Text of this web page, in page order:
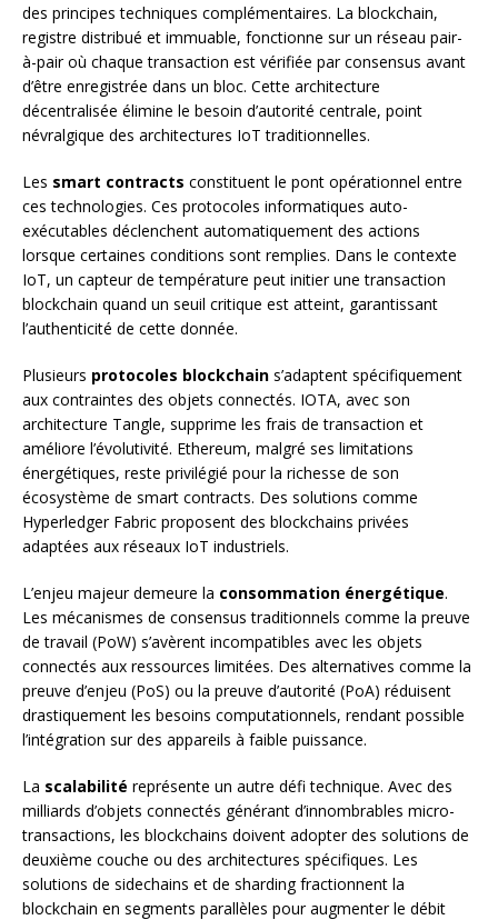
des principes techniques complémentaires. La blockchain,
registre distribué et immuable, fonctionne sur un réseau pair-
à-pair où chaque transaction est vérifiée par consensus avant
d’être enregistrée dans un bloc. Cette architecture
décentralisée élimine le besoin d’autorité centrale, point
névralgique des architectures IoT traditionnelles.
Les smart contracts constituent le pont opérationnel entre
ces technologies. Ces protocoles informatiques auto-
exécutables déclenchent automatiquement des actions
lorsque certaines conditions sont remplies. Dans le contexte
IoT, un capteur de température peut initier une transaction
blockchain quand un seuil critique est atteint, garantissant
l’authenticité de cette donnée.
Plusieurs protocoles blockchain s’adaptent spécifiquement
aux contraintes des objets connectés. IOTA, avec son
architecture Tangle, supprime les frais de transaction et
améliore l’évolutivité. Ethereum, malgré ses limitations
énergétiques, reste privilégié pour la richesse de son
écosystème de smart contracts. Des solutions comme
Hyperledger Fabric proposent des blockchains privées
adaptées aux réseaux IoT industriels.
L’enjeu majeur demeure la consommation énergétique.
Les mécanismes de consensus traditionnels comme la preuve
de travail (PoW) s’avèrent incompatibles avec les objets
connectés aux ressources limitées. Des alternatives comme la
preuve d’enjeu (PoS) ou la preuve d’autorité (PoA) réduisent
drastiquement les besoins computationnels, rendant possible
l’intégration sur des appareils à faible puissance.
La scalabilité représente un autre défi technique. Avec des
milliards d’objets connectés générant d’innombrables micro-
transactions, les blockchains doivent adopter des solutions de
deuxième couche ou des architectures spécifiques. Les
solutions de sidechains et de sharding fractionnent la
blockchain en segments parallèles pour augmenter le débit